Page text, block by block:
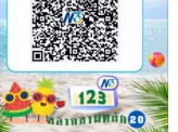
การ
เติบโต
เขต
พัฒนา
พิเศษ